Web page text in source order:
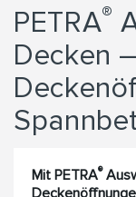
PETRA®
Decken
Mit PETRA®